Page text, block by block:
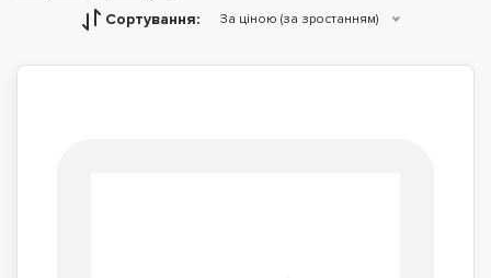
Сортування: За ціною (за зростанням)